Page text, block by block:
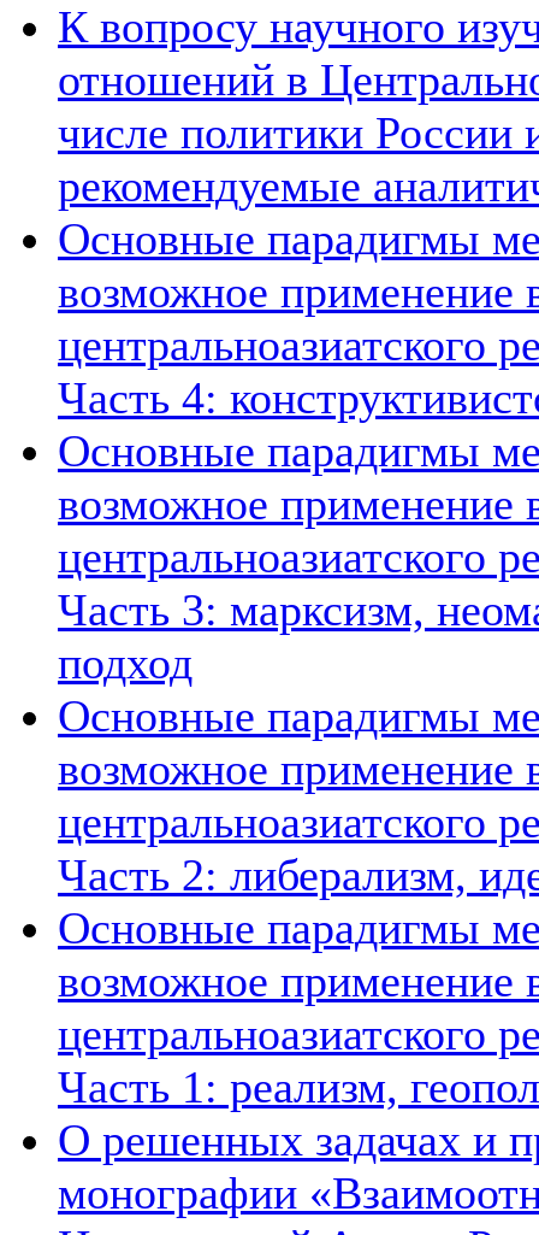
К вопросу научного
отношений в
числе политики России
рекомендуемые
Основные парадигмы
возможное применение
центральноазиатского
Часть 4:
Основные парадигмы
возможное применение
центральноазиатского
Часть 3: марксизм,
подход
Основные парадигмы
возможное применение
центральноазиатского
Часть 2: либерализм,
Основные парадигмы
возможное применение
центральноазиатского
Часть 1: реализм,
О решенных задачах и
монографии